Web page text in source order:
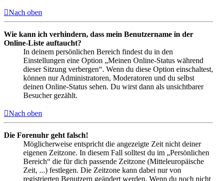
Nach oben
Wie kann ich verhindern, dass mein Benutzername in der
Online-Liste auftaucht?
In deinem persönlichen Bereich findest du in den
Einstellungen eine Option „Meinen Online-Status während
dieser Sitzung verbergen“. Wenn du diese Option einschaltest,
können nur Administratoren, Moderatoren und du selbst
deinen Online-Status sehen. Du wirst dann als unsichtbarer
Besucher gezählt.
Nach oben
Die Forenuhr geht falsch!
Möglicherweise entspricht die angezeigte Zeit nicht deiner
eigenen Zeitzone. In diesem Fall solltest du im „Persönlichen
Bereich“ die für dich passende Zeitzone (Mitteleuropäische
Zeit, ...) festlegen. Die Zeitzone kann dabei nur von
registrierten Benutzern geändert werden. Wenn du noch nicht